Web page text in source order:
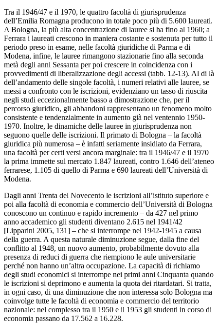
Tra il 1946/47 e il 1970, le quattro facoltà di giurisprudenza
dell’Emilia Romagna producono in totale poco più di 5.600 laureati.
A Bologna, la più alta concentrazione di lauree si ha fino al 1960; a
Ferrara i laureati crescono in maniera costante e sostenuta per tutto il
periodo preso in esame, nelle facoltà giuridiche di Parma e di
Modena, infine, le lauree rimangono stazionarie fino alla seconda
metà degli anni Sessanta per poi crescere in coincidenza con i
provvedimenti di liberalizzazione degli accessi (tabb. 12-13). Al di là
dell’andamento delle singole facoltà, i numeri relativi alle lauree, se
messi a confronto con le iscrizioni, evidenziano un tasso di riuscita
negli studi eccezionalmente basso a dimostrazione che, per il
percorso giuridico, gli abbandoni rappresentano un fenomeno molto
consistente e tendenzialmente in aumento già nel ventennio 1950-
1970. Inoltre, le dinamiche delle lauree in giurisprudenza non
seguono quelle delle iscrizioni. Il primato di Bologna – la facoltà
giuridica più numerosa – è infatti seriamente insidiato da Ferrara,
una facoltà per certi versi ancora marginale: tra il 1946/47 e il 1970
la prima immette sul mercato 1.847 laureati, contro 1.646 dell’ateneo
ferrarese, 1.105 di quello di Parma e 690 laureati dell’Università di
Modena.
Dagli anni Trenta del Novecento le iscrizioni all’istituto superiore e
poi alla facoltà di economia e commercio dell’Università di Bologna
conoscono un continuo e rapido incremento – da 427 nel primo
anno accademico gli studenti diventano 2.615 nel 1941/42
[Lipparini 2005, 131] – che si interrompe nel 1942-1945 a causa
della guerra. A questa naturale diminuzione segue, dalla fine del
conflitto al 1948, un nuovo aumento, probabilmente dovuto alla
presenza di reduci di guerra che riempiono le aule universitarie
perché non hanno un’altra occupazione. La capacità di richiamo
degli studi economici si interrompe nei primi anni Cinquanta quando
le iscrizioni si deprimono e aumenta la quota dei ritardatari. Si tratta,
in ogni caso, di una diminuzione che non interessa solo Bologna ma
coinvolge tutte le facoltà di economia e commercio del territorio
nazionale: nel complesso tra il 1950 e il 1953 gli studenti in corso di
economia passano da 17.562 a 16.228.